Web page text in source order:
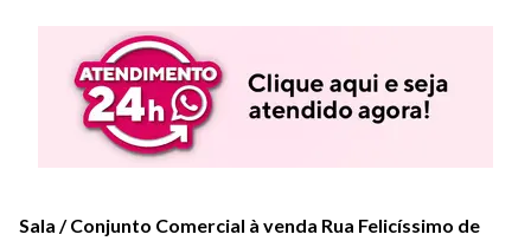
Sala / Conjunto Comercial à venda Rua Felicíssimo de